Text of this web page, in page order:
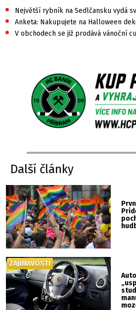
• Největší rybník na Sedlčansku vydá
• Anketa: Nakupujete na Halloween
• V obchodech se již prodává vánoční
Další články
ZAJÍMAVOSTI